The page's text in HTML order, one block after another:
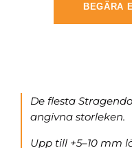
BEGÄRA
De flesta
angivna storleken.
Upp till +5–10 mm